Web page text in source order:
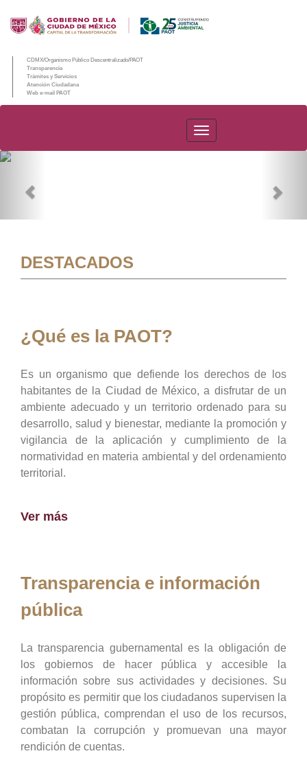
CDMX/Organismo Público Descentralizado/PAOT
Transparencia
Trámites y Servicios
Atención Ciudadana
Web e-mail PAOT
PAOT
DESTACADOS
¿Qué es la PAOT?
Es un organismo que defiende los derechos de los
habitantes de la Ciudad de México, a disfrutar de un
ambiente adecuado y un territorio ordenado para su
desarrollo, salud y bienestar, mediante la promoción y
vigilancia de la aplicación y cumplimiento de la
normatividad en materia ambiental y del ordenamiento
territorial.
Ver más
Transparencia e información
pública
La transparencia gubernamental es la obligación de
los gobiernos de hacer pública y accesible la
información sobre sus actividades y decisiones. Su
propósito es permitir que los ciudadanos supervisen la
gestión pública, comprendan el uso de los recursos,
combatan la corrupción y promuevan una mayor
rendición de cuentas.